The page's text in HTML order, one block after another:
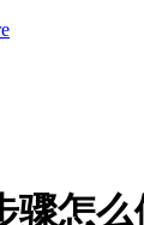
骤怎么